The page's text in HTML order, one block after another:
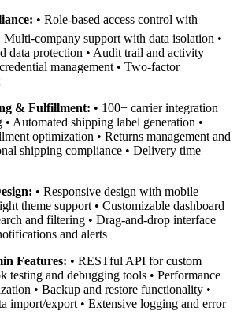
• Role-based access control with
Multi-company support with data isolation •
data protection • Audit trail and activity
management • Two-factor
& Fulfillment: • 100+ carrier integration
Automated shipping label generation •
optimization • Returns management and
shipping compliance • Delivery time
• Responsive design with mobile
theme support • Customizable dashboard
and filtering • Drag-and-drop interface
and alerts
Features: • RESTful API for custom
testing and debugging tools • Performance
• Backup and restore functionality •
import/export • Extensive logging and error